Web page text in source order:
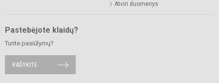
Atviri duomenys
Pastebėjote klaidų?
Turite pasiūlymų?
RAŠYKITE